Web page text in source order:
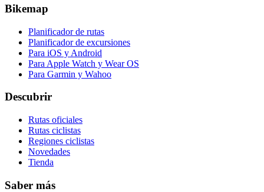
Bikemap
Planificador de rutas
Planificador de excursiones
Para iOS y Android
Para Apple Watch y Wear OS
Para Garmin y Wahoo
Descubrir
Rutas oficiales
Rutas ciclistas
Regiones ciclistas
Novedades
Tienda
Saber más